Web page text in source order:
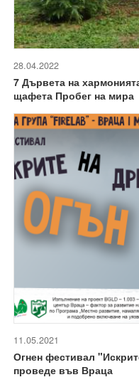
28.04.2022
7 Дървета на
щафета Пробег на мира
11.05.2021
Огнен фестивал
проведе във Враца